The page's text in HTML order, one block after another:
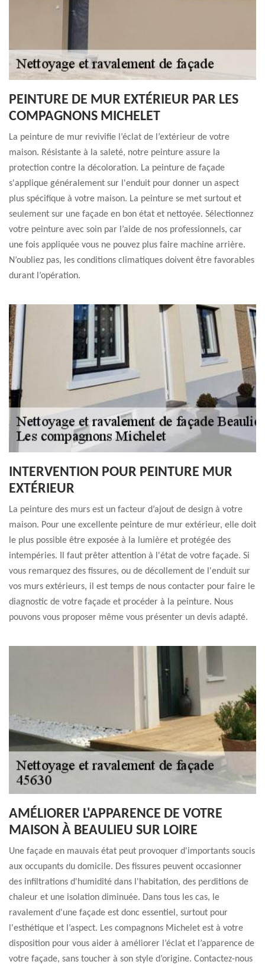
PEINTURE DE MUR EXTÉRIEUR PAR LES
COMPAGNONS MICHELET
La peinture de mur revivifie l’éclat de l’extérieur de votre
maison. Résistante à la saleté, notre peinture assure la
protection contre la décoloration. La peinture de façade
s'applique généralement sur l'enduit pour donner un aspect
plus spécifique à votre maison. La peinture se met surtout et
seulement sur une façade en bon état et nettoyée. Sélectionnez
votre peinture avec soin par l’aide de nos professionnels, car
une fois appliquée vous ne pouvez plus faire machine arrière.
N’oubliez pas, les conditions climatiques doivent être favorables
durant l’opération.
INTERVENTION POUR PEINTURE MUR
EXTÉRIEUR
La peinture des murs est un facteur d’ajout de design à votre
maison. Pour une excellente peinture de mur extérieur, elle doit
le plus possible être exposée à la lumière et protégée des
intempéries. Il faut prêter attention à l'état de votre façade. Si
vous remarquez des fissures, ou de décollement de l'enduit sur
vos murs extérieurs, il est temps de nous contacter pour faire le
diagnostic de votre façade et procéder à la peinture. Nous
pouvons vous proposer même vous présenter un devis adapté.
AMÉLIORER L'APPARENCE DE VOTRE
MAISON À BEAULIEU SUR LOIRE
Une façade en mauvais état peut provoquer d'importants soucis
aux occupants du domicile. Des fissures peuvent occasionner
des infiltrations d'humidité dans l'habitation, des perditions de
chaleur et une isolation diminuée. Dans tous les cas, le
ravalement d'une façade est donc essentiel, surtout pour
l'esthétique et l’aspect. Les compagnons Michelet est à votre
disposition pour vous aider à améliorer l’éclat et l’apparence de
votre façade, sans toucher à son style d’origine. Contactez-nous